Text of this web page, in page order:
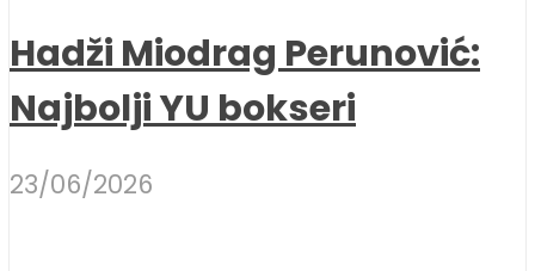
Hadži Miodrag Perunović:
Najbolji YU bokseri
23/06/2026